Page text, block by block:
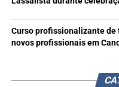
Curso profissionalizante
novos profissionais em